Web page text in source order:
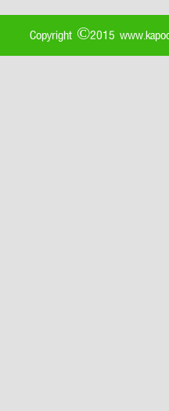
Copyright ©2015